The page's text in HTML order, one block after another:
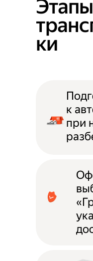
Этапы
ки
к
при